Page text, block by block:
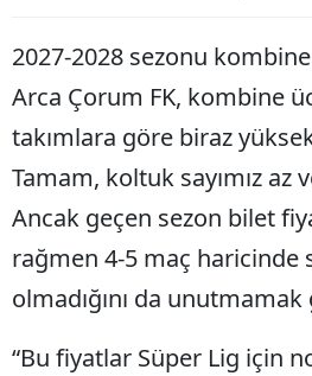
2027-2028 sezonu
Arca Çorum FK, kombine
takımlara göre biraz
Tamam, koltuk sayımız az
Ancak geçen sezon bilet
rağmen 4-5 maç haricinde
olmadığını da
“Bu fiyatlar Süper Lig için